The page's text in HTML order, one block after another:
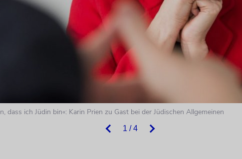
1 / 4
dass ich Jüdin bin«: Karin Prien zu Gast bei der Jüdischen Allgemeinen